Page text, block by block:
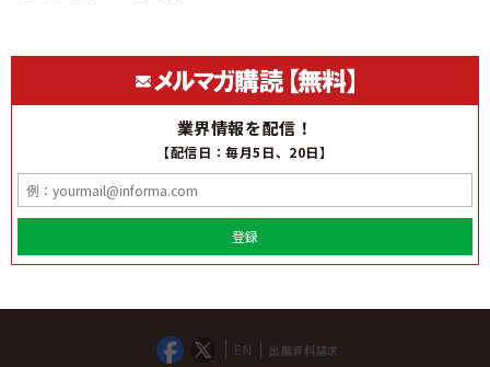
業界情報を配信！
【配信日：毎月5日、20日】
登録
EN 出展資料請求